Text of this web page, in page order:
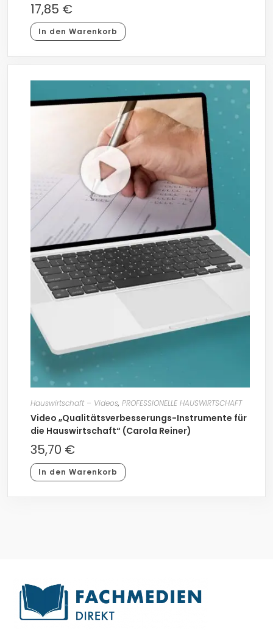
17,85 €
In den Warenkorb
Hauswirtschaft – Videos, PROFESSIONELLE HAUSWIRTSCHAFT
Video „Qualitätsverbesserungs-Instrumente für
die Hauswirtschaft“ (Carola Reiner)
35,70 €
In den Warenkorb